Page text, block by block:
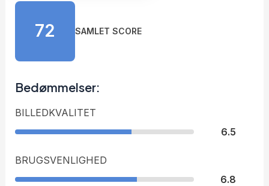
72 SAMLET SCORE
Bedømmelser:
BILLEDKVALITET
6.5
BRUGSVENLIGHED
6.8